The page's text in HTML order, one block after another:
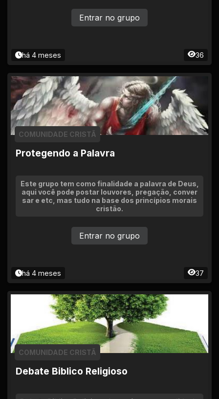
há 4 meses 36
Entrar no grupo
Protegendo a Palavra
COMUNIDADE CRISTÃ
Este grupo tem como finalidade a palavra de Deus,
aqui você pode postar louvores, pregação, conver
sar e etc, mas tudo na base dos princípios morais
cristão.
há 4 meses 37
Entrar no grupo
Debate Biblico Religioso
COMUNIDADE CRISTÃ